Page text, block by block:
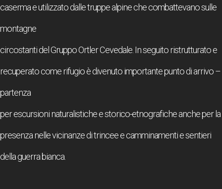
caserma e utilizzato dalle truppe alpine che combattevano sulle
montagne
circostanti del Gruppo Ortler Cevedale. In seguito ristrutturato e
recuperato come rifugio è divenuto importante punto di arrivo –
partenza
per escursioni naturalistiche e storico-etnografiche anche per la
presenza nelle vicinanze di trincee e camminamenti e sentieri
della guerra bianca.